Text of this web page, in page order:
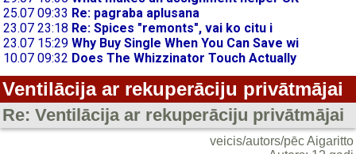
Ventilācija ar rekuperāciju privātmājai
Re: Ventilācija ar rekuperāciju privātmājai
veicis/autors/pēc Aigaritto